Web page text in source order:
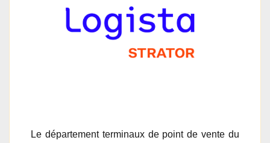
Le département terminaux de point de vente du